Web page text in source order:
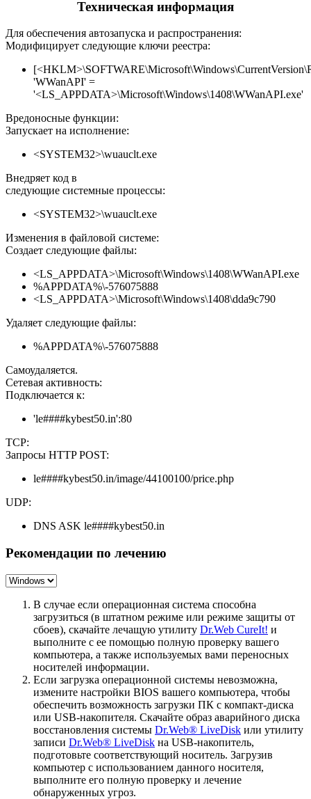
Техническая информация
Для обеспечения автозапуска и распространения:
Модифицирует следующие ключи реестра:
'WWanAPI' =
'<LS_APPDATA>\Microsoft\Windows\1408\WWanAPI.exe'
Вредоносные функции:
Запускает на исполнение:
<SYSTEM32>\wuauclt.exe
Внедряет код в
следующие системные процессы:
<SYSTEM32>\wuauclt.exe
Изменения в файловой системе:
Создает следующие файлы:
<LS_APPDATA>\Microsoft\Windows\1408\WWanAPI.exe
%APPDATA%\-576075888
<LS_APPDATA>\Microsoft\Windows\1408\dda9c790
Удаляет следующие файлы:
%APPDATA%\-576075888
Самоудаляется.
Сетевая активность:
Подключается к:
'le####kybest50.in':80
TCP:
Запросы HTTP POST:
le####kybest50.in/image/44100100/price.php
UDP:
DNS ASK le####kybest50.in
Рекомендации по лечению
В случае если операционная система способна
загрузиться (в штатном режиме или режиме защиты от
сбоев), скачайте лечащую утилиту Dr.Web CureIt! и
выполните с ее помощью полную проверку вашего
компьютера, а также используемых вами переносных
носителей информации.
Если загрузка операционной системы невозможна,
измените настройки BIOS вашего компьютера, чтобы
обеспечить возможность загрузки ПК с компакт-диска
или USB-накопителя. Скачайте образ аварийного диска
восстановления системы Dr.Web® LiveDisk или утилиту
записи Dr.Web® LiveDisk на USB-накопитель,
подготовьте соответствующий носитель. Загрузив
компьютер с использованием данного носителя,
выполните его полную проверку и лечение
обнаруженных угроз.